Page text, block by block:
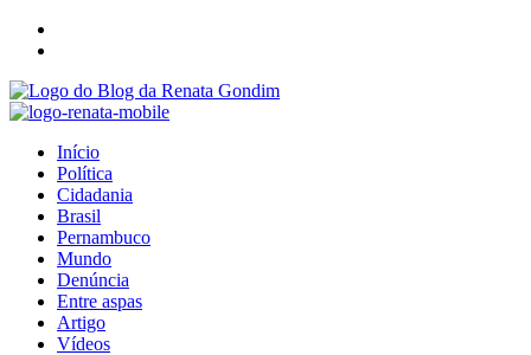
Início
Política
Cidadania
Brasil
Pernambuco
Mundo
Denúncia
Entre aspas
Artigo
Vídeos